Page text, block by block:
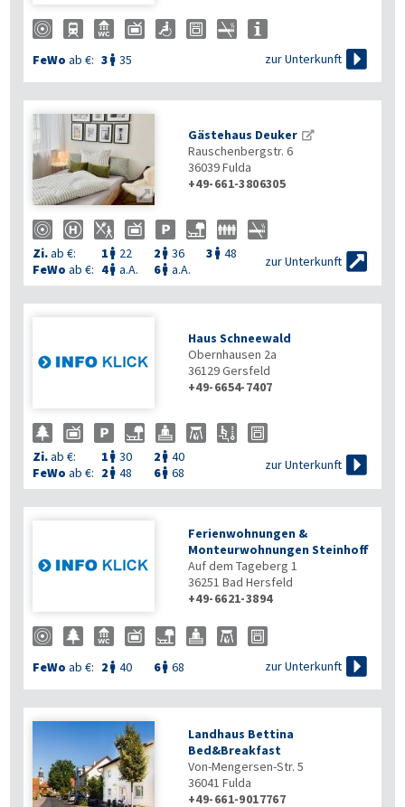
FeWo ab €: 3  35 zur Unterkunft 

Gästehaus Deuker
Rauschenbergstr. 6
36039Fulda
+49-661-3806305
Zi.ab €: 1  22 2  36 3  48
FeWo ab €: 4 a.A. 6 a.A.
zur Unterkunft 
Haus Schneewald
Obernhausen 2a
36129Gersfeld
+49-6654-7407
Zi.ab €: 1  30 2  40
FeWo ab €: 2  48 6 68
zur Unterkunft 
Ferienwohnungen &
Monteurwohnungen Steinhoff
Auf dem Tageberg 1
36251 Bad Hersfeld
+49-6621-3894
FeWo ab €: 2  40 6 68 zur Unterkunft 
Landhaus Bettina
Bed&Breakfast
Von-Mengersen-Str. 5
36041 Fulda
+49-661-9017767